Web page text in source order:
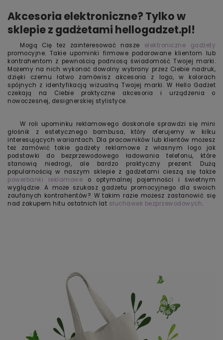
Akcesoria elektroniczne? Tylko w
sklepie z gadżetami hellogadzet.pl!
Mogą Cię też zainteresować nasze elektroniczne gadżety
promocyjne. Takie upominki firmowe podarowane klientom lub
kontrahentom z pewnością podniosą świadomość Twojej marki.
Możemy na nich wykonać dowolny wybrany przez Ciebie nadruk,
dzięki czemu łatwo zamówisz akcesoria z logo, w kolorach
spójnych z identyfikacją wizualną Twojej marki. W Hello Gadżet
czekają na Ciebie praktyczne akcesoria i urządzenia o
nowoczesnej, designerskiej stylistyce.
W roli upominku reklamowego doskonale sprawdzi się mini
głośnik z estetycznego bambusa, który oferujemy w kilku
interesujących wariantach. Dla pracowników lub klientów możesz
też zamówić takie gadżety reklamowe z własnym logo jak
podstawki do bezprzewodowego ładowania telefonu, które
stanowią niedrogi, ale bardzo praktyczny prezent. Dużą
popularnością w naszym sklepie z gadżetami cieszą się także
powerbanki reklamowe o optymalnej pojemności i świetnym
wyglądzie. A może szukasz gadżetu promocyjnego dla swoich
zaufanych kontrahentów? W takim razie możesz zastanowić się
nad zakupem hitu ostatnich lat słuchawek bezprzewodowych.